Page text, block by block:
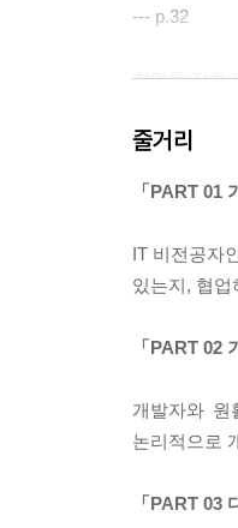
- 크롬의 개
- 그리드
- 앱 디자인
- 놓치기 쉬
PART 04 개
- 웹 개발자
- 소통에 필
- 커뮤니케
--- p.32
협업을 잘하
--- p.99
경쟁력을 갖
하는 방법은
디자인의
빈 페이지와
--- p.157
줄거리
「PART 01
IT 비전공자
있는지, 협
「PART 02
개발자와
논리적으로
「PART 03